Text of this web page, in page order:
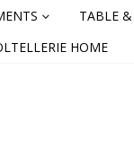
TABLE
HOME